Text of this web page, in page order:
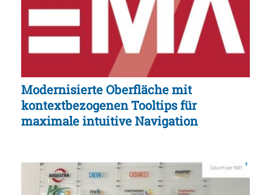
Modernisierte Oberfläche mit
kontextbezogenen Tooltips für
maximale intuitive Navigation